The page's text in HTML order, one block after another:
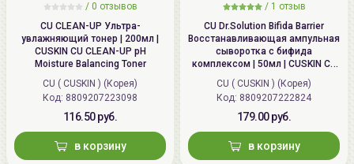
/ 0 отзывов
CU CLEAN-UP Ультра-
увлажняющий тонер | 200мл |
CUSKIN CU CLEAN-UP pH
Moisture Balancing Toner
CU ( CUSKIN ) (Корея)
Код: 8809207223098
116.50 руб.
в корзину
/ 1 отзыв
CU Dr.Solution Bifida Barrier
Восстанавливающая ампульная
сыворотка с бифида
комплексом | 50мл | CUSKIN CU
Dr.Solution Bifida Barrier Ampoule
CU ( CUSKIN ) (Корея)
Код: 8809207222824
179.00 руб.
в корзину